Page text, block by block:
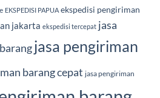
EKSPEDISI PAPUA ekspedisi pengiriman
jakarta ekspedisi tercepat jasa
jasa pengiriman
barang cepat jasa pengiriman